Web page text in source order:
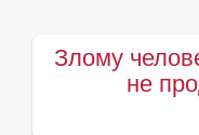
Злому
не